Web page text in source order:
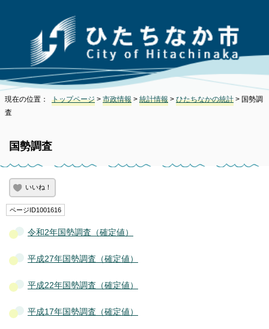
現在の位置： トップページ > 市政情報 > 統計情報 > ひたちなかの統計 > 国勢調
査
国勢調査
いいね！
ページID1001616
令和2年国勢調査（確定値）
平成27年国勢調査（確定値）
平成22年国勢調査（確定値）
平成17年国勢調査（確定値）